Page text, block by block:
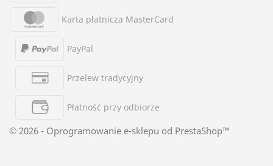
Karta płatnicza MasterCard
PayPal
Przelew tradycyjny
Płatność przy odbiorze
© 2026 - Oprogramowanie e-sklepu od PrestaShop™